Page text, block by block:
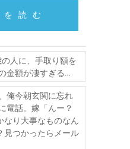
読む
人に、手取り額を
金額が凄すぎる…
俺今朝玄関に忘れ
電話。嫁「んー？
り大事なものなん
見つかったらメール